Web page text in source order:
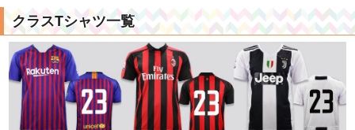
クラスTシャツ一覧